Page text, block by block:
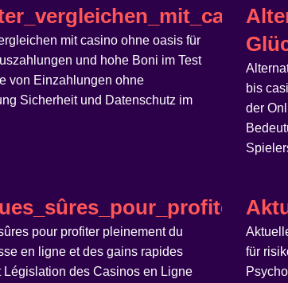
mit casino ohne oasis für
und hohe Boni im Test
von Einzahlungen ohne
Sicherheit und Datenschutz im
bis
der
pour profiter pleinement du
en ligne et des gains rapides
Législation des Casinos en Ligne
für